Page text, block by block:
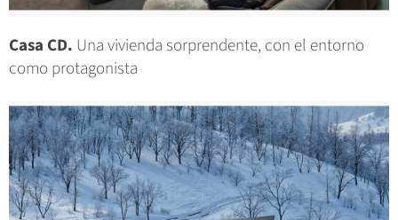
Casa CD. Una vivienda sorprendente, con el entorno
como protagonista